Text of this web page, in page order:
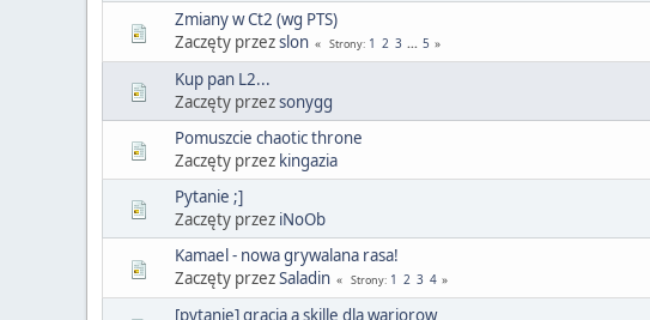
Zmiany w Ct2 (wg PTS)
Zaczęty przezslon Strony 1 2 3 ... 5
Kup pan L2...
Zaczęty przezsonygg
Pomuszcie chaotic throne
Zaczęty przez kingazia
Pytanie ;]
Zaczęty przez iNoOb
Kamael - nowa grywalana rasa!
Zaczęty przezSaladin Strony 1 2 3 4
[pytanie] gracja a skille dla wariorow